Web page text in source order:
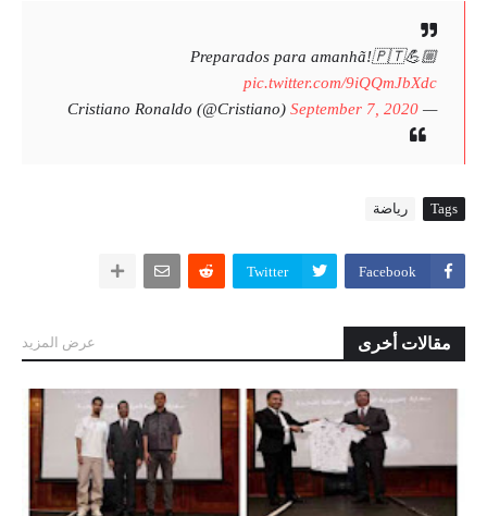
Preparados para amanhã!🇵🇹💪🏼
pic.twitter.com/9iQQmJbXdc
— Cristiano Ronaldo (@Cristiano)
September 7, 2020
Tags رياضة
Facebook
Twitter
مقالات أخرى عرض المزيد